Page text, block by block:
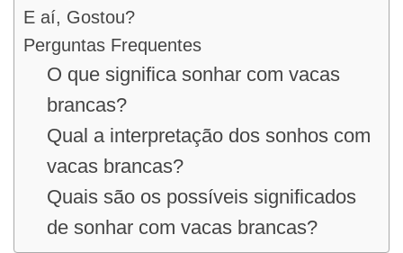
E aí, Gostou?
Perguntas Frequentes
O que significa sonhar com vacas
brancas?
Qual a interpretação dos sonhos com
vacas brancas?
Quais são os possíveis significados
de sonhar com vacas brancas?